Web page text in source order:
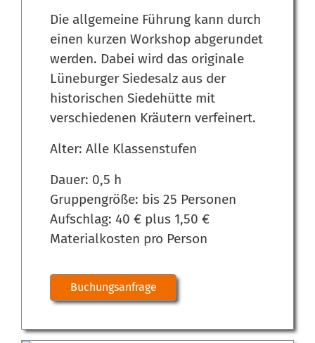
Die allgemeine Führung kann durch
einen kurzen Workshop abgerundet
werden. Dabei wird das originale
Lüneburger Siedesalz aus der
historischen Siedehütte mit
verschiedenen Kräutern verfeinert.
Alter: Alle Klassenstufen
Dauer: 0,5 h
Gruppengröße: bis 25 Personen
Aufschlag: 40 € plus 1,50 €
Materialkosten pro Person
Buchungsanfrage